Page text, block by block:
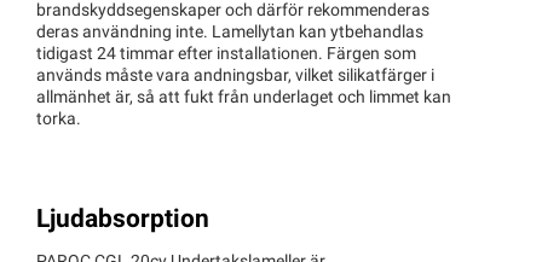
brandskyddsegenskaper och därför rekommenderas
deras användning inte. Lamellytan kan ytbehandlas
tidigast 24 timmar efter installationen. Färgen som
används måste vara andningsbar, vilket silikatfärger i
allmänhet är, så att fukt från underlaget och limmet kan
torka.
Ljudabsorption